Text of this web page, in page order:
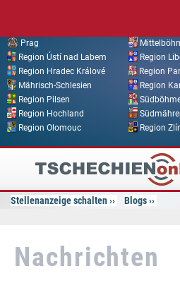
Prag
Region Ústí nad Labem
Region
Region Hradec Králové
Region
Mährisch-Schlesien
Region
Region Pilsen
Region Hochland
Region Olomouc
Region
Tschechien
Online
Stellenanzeige schalten Blogs
Nachrichten